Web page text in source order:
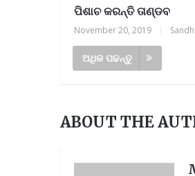
ପିଶାଚ କରନ୍ତି ତାଣ୍ଡବ
November 20, 2019
ଅଧିକ ପଢନ୍ତୁ
ABOUT THE